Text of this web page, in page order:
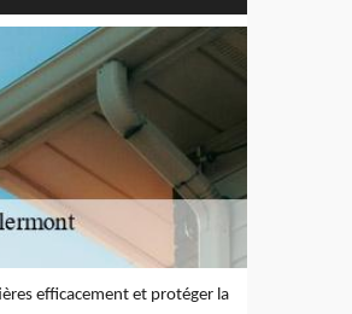
efficacement et protéger la